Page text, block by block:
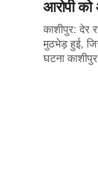
आरोपी को
काशीपुर: देर
मुठभेड़ हुई,
घटना